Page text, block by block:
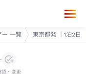
ー 一覧 東京都発 ｜1泊2日
認・変更